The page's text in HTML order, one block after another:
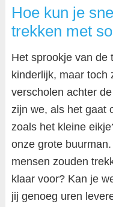
Hoe kun je
trekken met
Het sprookje van de
kinderlijk, maar toch
verscholen achter
zijn we, als het gaat
zoals het kleine
onze grote
mensen zouden
klaar voor? Kan je
jij genoeg uren